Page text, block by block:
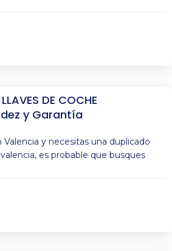
DE COCHE
y Garantía
y necesitas una duplicado
es probable que busques